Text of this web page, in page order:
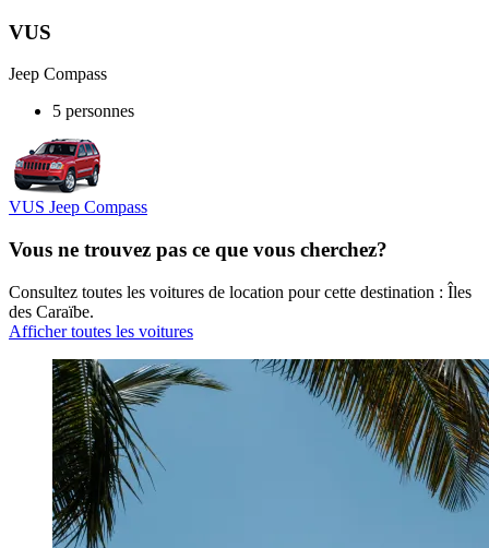
VUS
Jeep Compass
5 personnes
VUS Jeep Compass
Vous ne trouvez pas ce que vous cherchez?
Consultez toutes les voitures de location pour cette destination : Îles
des Caraïbe.
Afficher toutes les voitures